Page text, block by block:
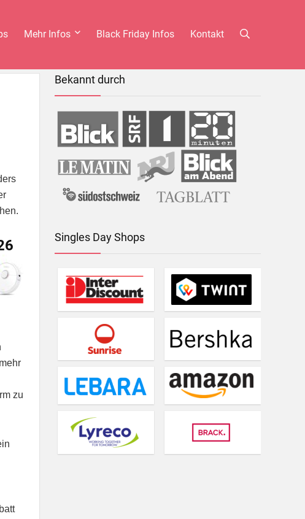
Mehr Infos Black Friday Infos Kontakt
zu
Bekannt durch
Singles Day Shops